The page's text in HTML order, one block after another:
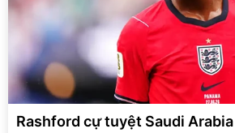
Rashford cự tuyệt Saudi